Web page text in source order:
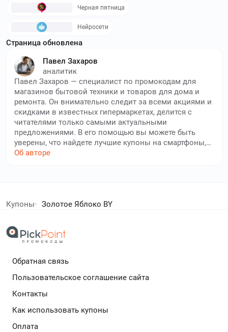
Черная пятница
Нейросети
Страница обновлена
Павел Захаров
аналитик
Павел Захаров — специалист по промокодам для
магазинов бытовой техники и товаров для дома и
ремонта. Он внимательно следит за всеми акциями и
скидками в известных гипермаркетах, делится с
читателями только самыми актуальными
предложениями. В его помощью вы можете быть
уверены, что найдете лучшие купоны на смартфоны,
бытовую технику, электронику, мебель и аксессуары
пространства, ремонта и сделать свой дом местом,
Об авторе
Купоны Золотое Яблоко BY
Обратная связь
Пользовательское соглашение сайта
Контакты
Как использовать купоны
Оплата